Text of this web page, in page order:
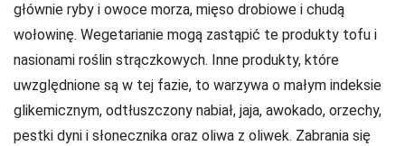
głównie ryby i owoce morza, mięso drobiowe i chudą
wołowinę. Wegetarianie mogą zastąpić te produkty tofu i
nasionami roślin strączkowych. Inne produkty, które
uwzględnione są w tej fazie, to warzywa o małym indeksie
glikemicznym, odtłuszczony nabiał, jaja, awokado, orzechy,
pestki dyni i słonecznika oraz oliwa z oliwek. Zabrania się